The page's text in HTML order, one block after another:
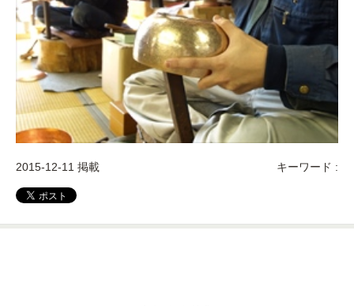
2015-12-11 掲載 キーワード :